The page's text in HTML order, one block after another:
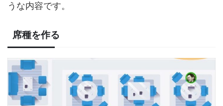
うな内容です。
席種を作る